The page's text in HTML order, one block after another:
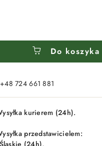
Do koszyka
724 661 881
kurierem (24h).
przedstawicielem:
(24h),